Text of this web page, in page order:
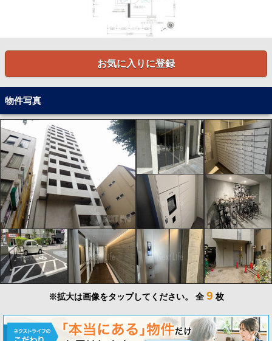
お気に入りに登録
物件写真
※拡大は画像をタップしてください。 全 9 枚